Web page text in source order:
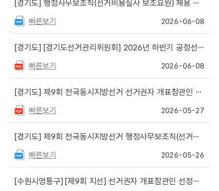
[경기도] 행정사무보조직(선거비용실사 보조요원) 채용 서류심사 합격자 및 면접심사 관련 안내
빠른보기 2026-06-08
[경기도] [경기도선거관리위원회] 2026년 하반기 공정선거지원단 모집 안내
빠른보기 2026-06-08
[경기도] 제9회 전국동시지방선거 선거권자 개표참관인 선정자 최종 명단 안내
빠른보기 2026-05-27
[경기도] 제9회 전국동시지방선거 행정사무보조직(선거비용실사 보조) 채용 공고문 게시
빠른보기 2026-05-26
[수원시영통구] [제9회 지선] 선거권자 개표참관인 선정결과 안내